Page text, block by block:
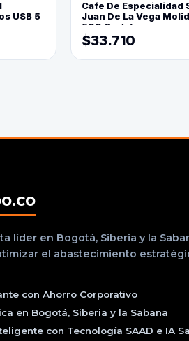
USB 5
Cafe De Especialidad
Juan De La Vega
500 Grs(=)
$33.710
líder en Bogotá, Siberia y la
el abastecimiento
con Ahorro Corporativo
en Bogotá, Siberia y la Sabana
con Tecnología SAAD e IA